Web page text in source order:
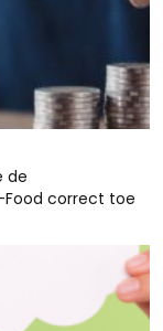
de
correct toe